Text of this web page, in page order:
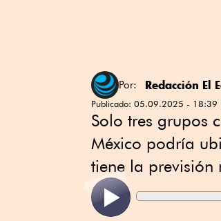
Por: Redacción El
Publicado: 05.09.2025 - 18:39
Solo tres grupos
México podría
tiene la